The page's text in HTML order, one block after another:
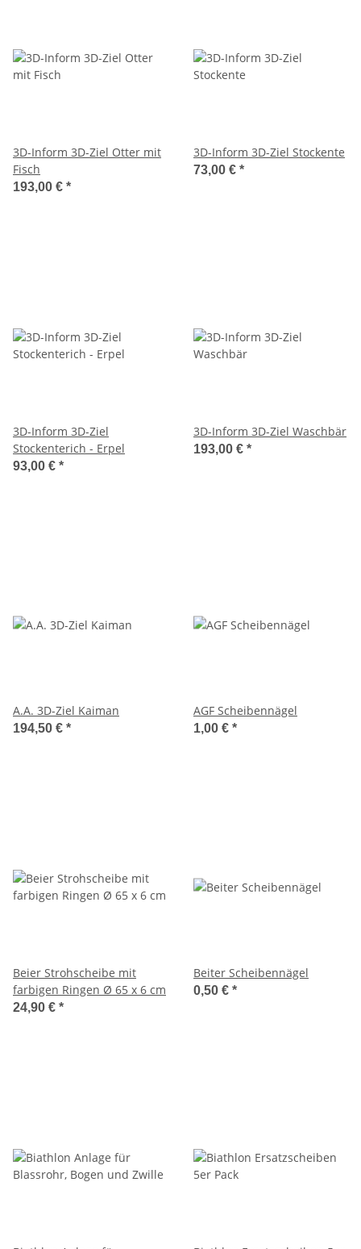
3D-Inform 3D-Ziel Otter mit
Fisch
193,00 € *
3D-Inform 3D-Ziel Stockente
73,00 € *
3D-Inform 3D-Ziel
Stockenterich - Erpel
93,00 € *
3D-Inform 3D-Ziel Waschbär
193,00 € *
A.A. 3D-Ziel Kaiman
194,50 € *
AGF Scheibennägel
1,00 € *
Beier Strohscheibe mit
farbigen Ringen Ø 65 x 6 cm
24,90 € *
Beiter Scheibennägel
0,50 € *